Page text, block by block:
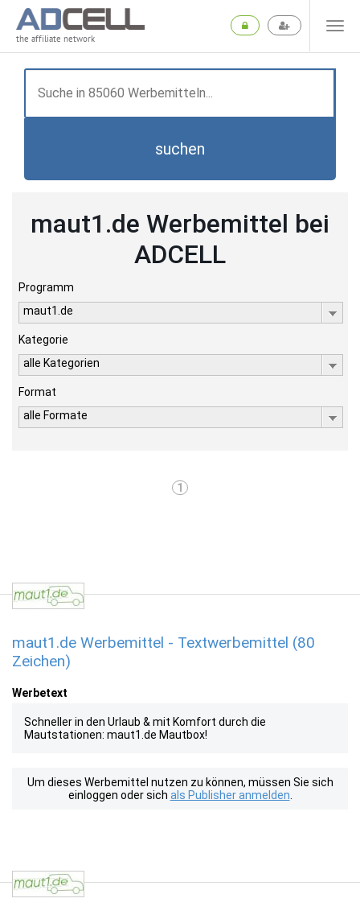
the affiliate network
suchen
maut1.de Werbemittel bei
ADCELL
Programm
maut1.de
Kategorie
alle Kategorien
Format
alle Formate
1
maut1.de Werbemittel - Textwerbemittel (80
Zeichen)
Werbetext
Schneller in den Urlaub & mit Komfort durch die
Mautstationen: maut1.de Mautbox!
Um dieses Werbemittel nutzen zu können, müssen Sie sich
einloggen oder sich als Publisher anmelden